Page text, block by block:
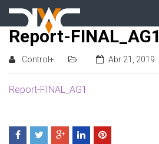
Report-FINAL_AG1
Control+ Abr 21, 2019
Report-FINAL_AG1